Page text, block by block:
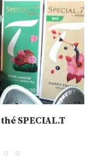
SPECIAL.T